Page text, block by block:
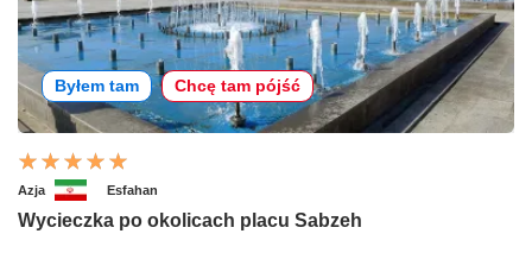
Byłem tam Chcę tam pójść
Azja Esfahan
Wycieczka po okolicach placu Sabzeh